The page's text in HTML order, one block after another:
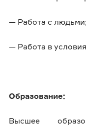
— Работа с людьми;
— Работа в
Образование:
Высшее